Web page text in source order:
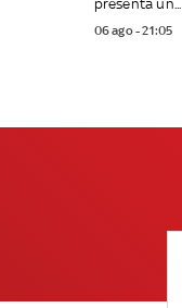
presenta un...
06 ago - 21:05